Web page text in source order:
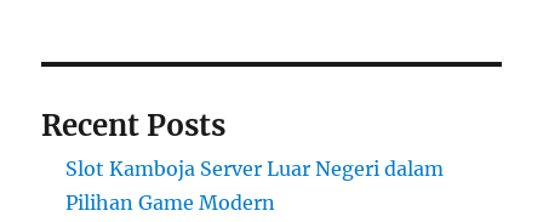
Recent Posts
Slot Kamboja Server Luar Negeri dalam
Pilihan Game Modern